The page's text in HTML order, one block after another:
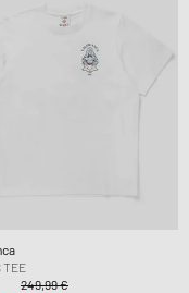
TEE
249,99 €